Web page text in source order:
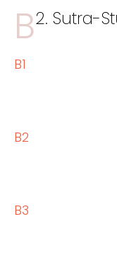
B2. Sutra-
B1
B2
B3